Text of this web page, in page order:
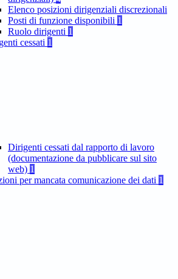
Elenco posizioni dirigenziali discrezionali
Posti di funzione disponibili 1
Ruolo dirigenti 1
cessati 1
Dirigenti cessati dal rapporto di lavoro
(documentazione da pubblicare sul sito
web) 1
per mancata comunicazione dei dati 1